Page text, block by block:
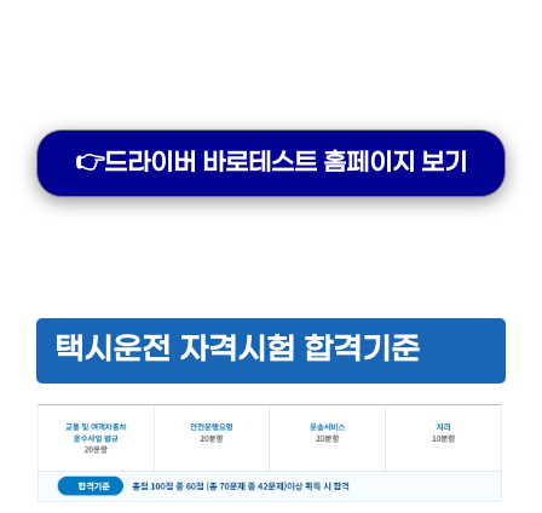
👉드라이버 바로테스트 홈페이지 보기
택시운전 자격시험 합격기준